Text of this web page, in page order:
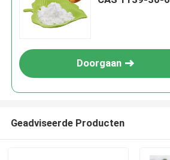
Doorgaan
Geadviseerde Producten